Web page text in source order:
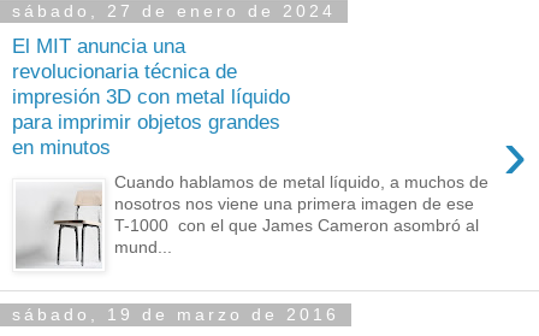
sábado, 27 de enero de 2024
El MIT anuncia una
revolucionaria técnica de
impresión 3D con metal líquido
para imprimir objetos grandes
en minutos
›
Cuando hablamos de metal líquido, a muchos de
nosotros nos viene una primera imagen de ese
T-1000 con el que James Cameron asombró al
mund...
sábado, 19 de marzo de 2016